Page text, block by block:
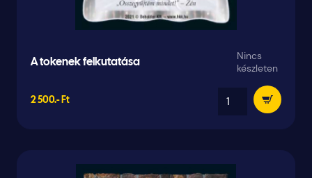
A tokenek felkutatása
Nincs
készleten
2 500.- Ft